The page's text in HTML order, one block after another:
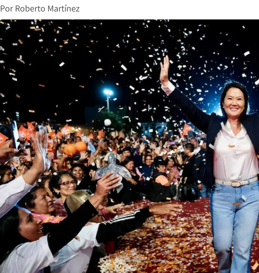
Por Roberto Martínez